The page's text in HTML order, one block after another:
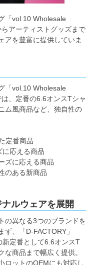
「vol.10 Wholesale
アーティストグッズまで
アを豊富に提供していま
「vol.10 Wholesale
、定番の6.6オンスTシャ
ム風商品など、独自性の
定番商品
に応える商品
ズに応える商品
のある新商品
ルウェアを展開
の異なる3つのブランドを
、「D-FACTORY」
定番として6.6オンスT
商品まで幅広く提供。
ロットのOEMにも対応し